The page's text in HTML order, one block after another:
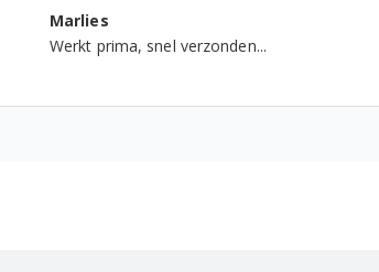
Marlies
Werkt prima, snel verzonden...